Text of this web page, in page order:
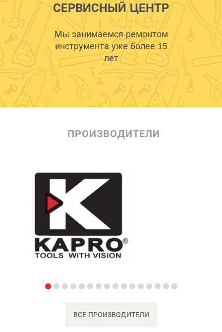
СЕРВИСНЫЙ ЦЕНТР
Мы занимаемся ремонтом
инструмента уже более 15
лет
ПРОИЗВОДИТЕЛИ
ВСЕ ПРОИЗВОДИТЕЛИ